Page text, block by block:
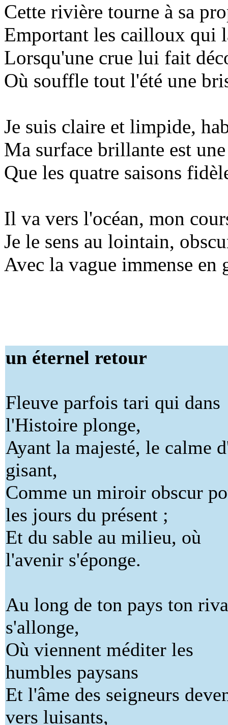
Cette rivière tourne à sa
Emportant les cailloux qui
Lorsqu'une crue lui fait
Où souffle tout l'été une
Je suis claire et limpide,
Ma surface brillante est
Que les quatre saisons
Il va vers l'océan, mon
Je le sens au lointain,
Avec la vague immense en
un éternel retour
Fleuve parfois tari qui dans
l'Histoire plonge,
Ayant la majesté, le calme
gisant,
Comme un miroir obscur
les jours du présent ;
Et du sable au milieu, où
l'avenir s'éponge.
Au long de ton pays ton
s'allonge,
Où viennent méditer les
humbles paysans
Et l'âme des seigneurs
vers luisants,